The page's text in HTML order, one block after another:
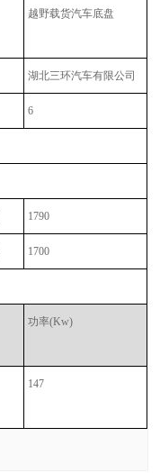
越野载货汽车底盘
湖北三环汽车有限公司
6
1790
1700
功率(Kw)
147